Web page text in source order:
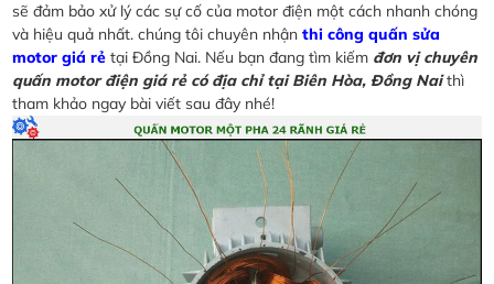
sẽ đảm bảo xử lý các sự cố của motor điện một cách nhanh chóng
và hiệu quả nhất. chúng tôi chuyên nhậnthi công quấn sửa
motor giá rẻ tại Đồng Nai. Nếu bạn đang tìm kiếm đơn vị chuyên
quấn motor điện giá rẻ có địa chỉ tại Biên Hòa, Đồng Naithì
tham khảo ngay bài viết sau đây nhé!